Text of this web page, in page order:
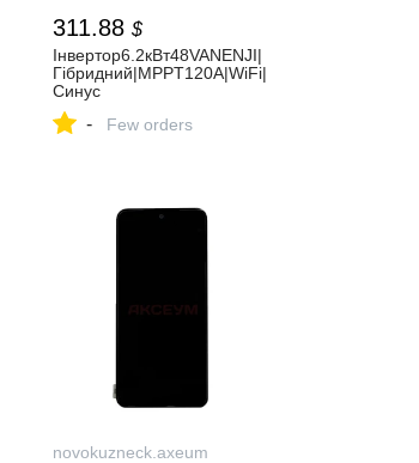
311.88 $
Інвертор6.2кВт48VANENJI|
Гібридний|MPPT120A|WiFi|
Синус
- Few orders
novokuzneck.axeum